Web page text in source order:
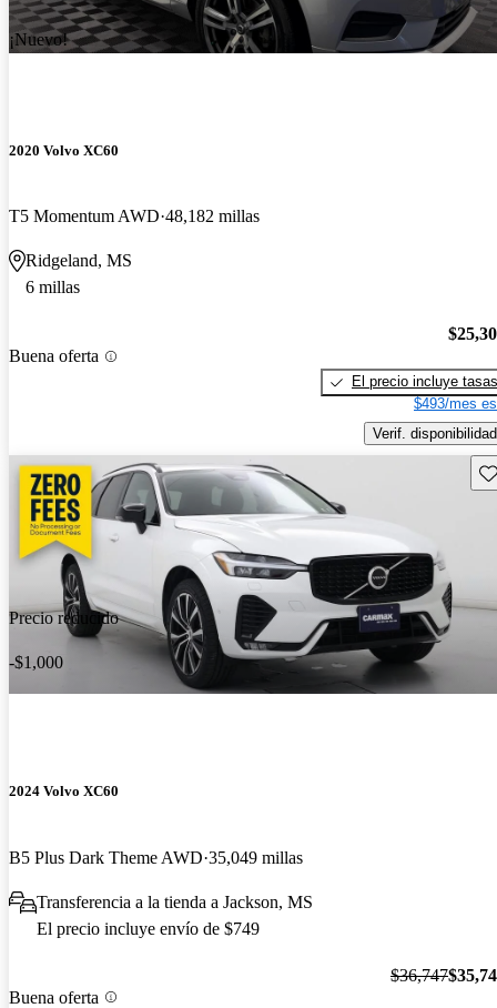
¡Nuevo!
2020 Volvo XC60
T5 Momentum AWD 48,182 millas
Ridgeland, MS
6 millas
Buena oferta
El precio incluye tasas
$493/mes
Verif. disponibilidad
Precio reducido
-$1,000
2024 Volvo XC60
B5 Plus Dark Theme AWD 35,049 millas
Transferencia a la tienda a Jackson, MS
El precio incluye envío de $749
Buena oferta
$36,747